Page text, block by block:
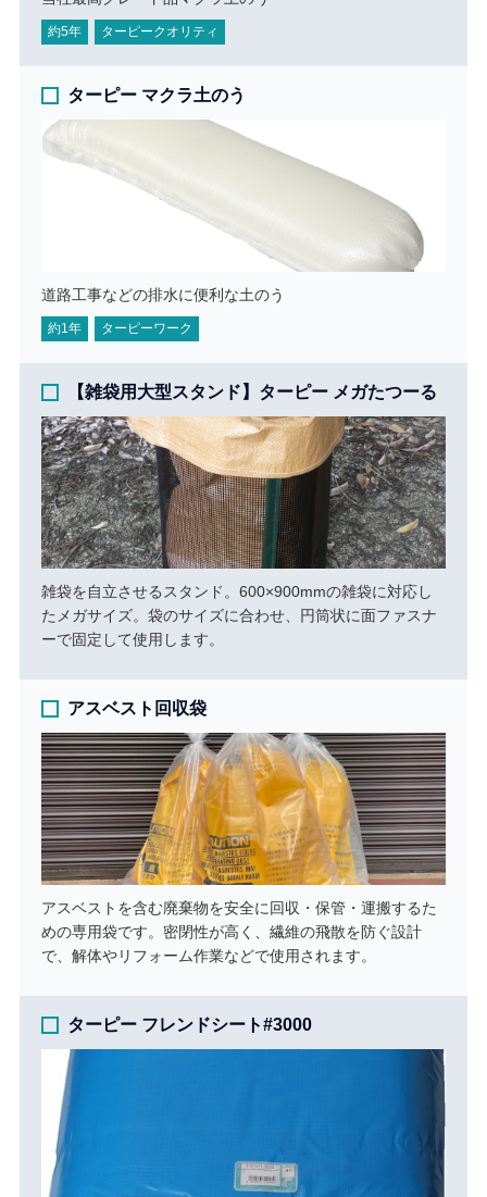
約5年 ターピークオリティ
ターピー マクラ土のう
道路工事などの排水に便利な土のう
約1年 ターピーワーク
【雑袋用大型スタンド】ターピー メガたつーる
雑袋を自立させるスタンド。600×900mmの雑袋に対応し
たメガサイズ。袋のサイズに合わせ、円筒状に面ファスナ
ーで固定して使用します。
アスベスト回収袋
アスベストを含む廃棄物を安全に回収・保管・運搬するた
めの専用袋です。密閉性が高く、繊維の飛散を防ぐ設計
で、解体やリフォーム作業などで使用されます。
ターピー フレンドシート#3000